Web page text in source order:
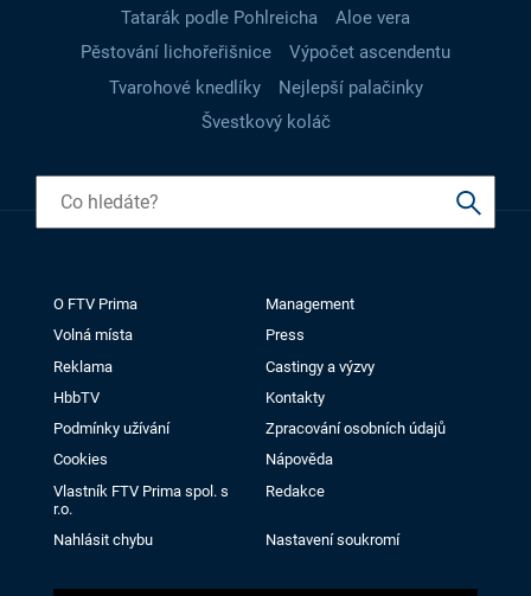
Tatarák podle Pohlreicha
Aloe vera
Pěstování lichořeřišnice
Výpočet ascendentu
Tvarohové knedlíky
Nejlepší palačinky
Švestkový koláč
O FTV Prima
Management
Volná místa
Press
Reklama
Castingy a výzvy
HbbTV
Kontakty
Podmínky užívání
Zpracování osobních údajů
Cookies
Nápověda
Vlastník FTV Prima spol. s
r.o.
Redakce
Nahlásit chybu Nastavení soukromí